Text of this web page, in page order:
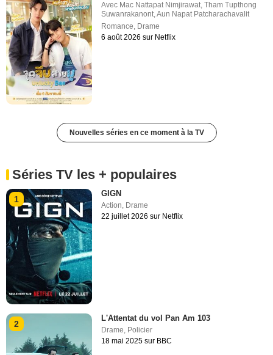
Avec Mac Nattapat Nimjirawat,Tham Tupthong
Suwanrakanont,Aun Napat Patcharachavalit
Romance, Drame
6 août 2026 sur Netflix
Nouvelles séries en ce moment à la TV
Séries TV les + populaires
1
GIGN
Action, Drame
22 juillet 2026 sur Netflix
2
L'Attentat du vol Pan Am 103
Drame Policier
18 mai 2025 sur BBC